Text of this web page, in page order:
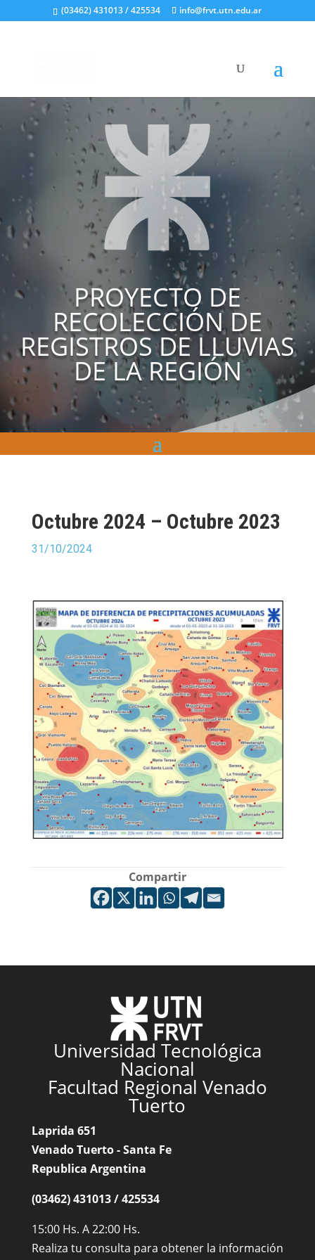
(03462) 431013 / 425534 info@frvt.utn.edu.ar
PROYECTO DE
RECOLECCIÓN DE
REGISTROS DE LLUVIAS
DE LA REGIÓN
Octubre 2024 – Octubre 2023
31/10/2024
Compartir
Universidad Tecnológica
Nacional
Facultad Regional Venado
Tuerto
Laprida 651
Venado Tuerto - Santa Fe
Republica Argentina
(03462) 431013 / 425534
15:00 Hs. A 22:00 Hs.
Realiza tu consulta para obtener la información